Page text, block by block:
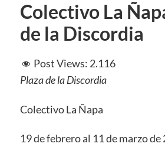
Colectivo La
de la Discordia
Post Views: 2.116
Plaza de la Discordia
Colectivo La Ñapa
19 de febrero al 11 de marzo de